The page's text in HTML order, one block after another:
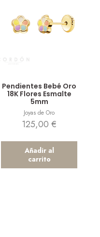
Pendientes Bebé Oro
18K Flores Esmalte
5mm
Joyas de Oro
125,00€
Añadir al
carrito